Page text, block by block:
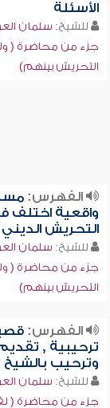
الأسئلة
للشيخ: سلمان
جزء من محاضرة (
التحريش بينهم)
الفهرس:
واقعية اختلف
التحريش الديني
للشيخ: سلمان
جزء من محاضرة (
التحريش بينهم)
الفهرس:
ترحيبية ,
وترحيب
للشيخ: سلمان
جزء من محاضرة (